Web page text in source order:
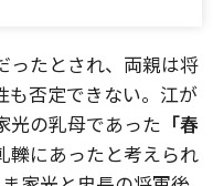
ったとされ、両親は将
も否定できない。江が
光の乳母であった 「春
轢にあったと考えられ